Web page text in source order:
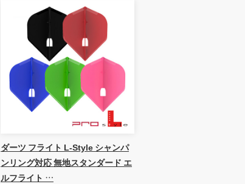
ダーツ フライト L-Style シャンパ
ンリング対応 無地スタンダード エ
ルフライト …